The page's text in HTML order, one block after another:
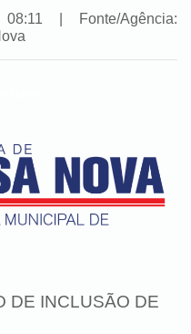
| Fonte/Agência:
DE INCLUSÃO DE